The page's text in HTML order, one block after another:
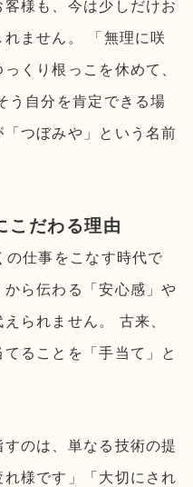
様も、今は少しだけお
ません。 「無理に咲
くり根っこを休めて、
う自分を肯定できる場
つぼみや」という名前
こだわる理由
仕事をこなす時代で
ら伝わる「安心感」や
られません。 古来、
ることを「手当て」と
のは、単なる技術の提
様です」「大切にされ